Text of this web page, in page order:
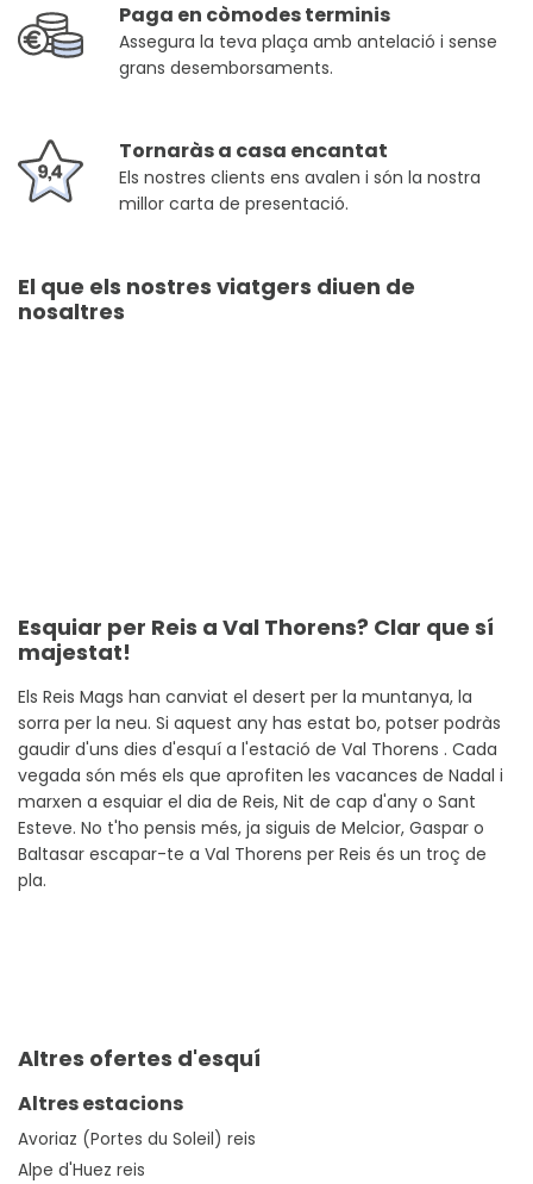
Paga en còmodes terminis
Assegura la teva plaça amb antelació i sense
grans desemborsaments.
Tornaràs a casa encantat
Els nostres clients ens avalen i són la nostra
millor carta de presentació.
El que els nostres viatgers diuen de
nosaltres
Esquiar per Reis a Val Thorens? Clar que sí
majestat!
Els Reis Mags han canviat el desert per la muntanya, la
sorra per la neu. Si aquest any has estat bo, potser podràs
gaudir d'uns dies d'esquí a l'estació de Val Thorens . Cada
vegada són més els que aprofiten les vacances de Nadal i
marxen a esquiar el dia de Reis, Nit de cap d'any o Sant
Esteve. No t'ho pensis més, ja siguis de Melcior, Gaspar o
Baltasar escapar-te a Val Thorens per Reis és un troç de
pla.
Altres ofertes d'esquí
Altres estacions
Avoriaz (Portes du Soleil) reis
Alpe d'Huez reis